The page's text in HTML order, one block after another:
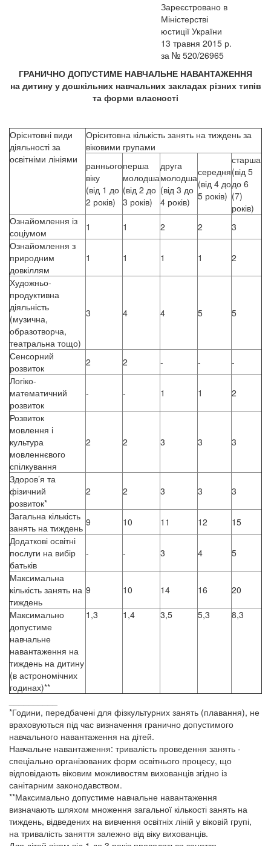
Зареєстровано в
Міністерстві
юстиції України
13 травня 2015 р.
за № 520/26965
ГРАНИЧНО ДОПУСТИМЕ НАВЧАЛЬНЕ НАВАНТАЖЕННЯ
на дитину у дошкільних навчальних закладах різних типів
та форми власності
Орієнтовні види
діяльності за
освітніми лініями
Орієнтовна кількість занять на тиждень за
віковими групами
раннього
віку
(від 1 до
2 років)
перша
молодша
(від 2 до
3 років)
друга
молодша
(від 3 до
4 років)
середня
(від 4 до
5 років)
старша
(від 5
до 6
(7)
років)
Ознайомлення із
соціумом
1 1 2 2
3
Ознайомлення з
природним
довкіллям
1 1 1 1 2
Художньо-
продуктивна
діяльність
(музична,
образотворча,
театральна тощо)
3 4 4 5 5
Сенсорний
розвиток
2 2 - -
-
Логіко-
математичний
розвиток
- - 1 1 2
Розвиток
мовлення і
культура
мовленнєвого
спілкування
2 2 3 3 3
Здоров’я та
фізичний
розвиток*
2 2 3 3 3
Загальна кількість
занять на тиждень 9 10 11 12
15
Додаткові освітні
послуги на вибір
батьків
- - 3 4 5
Максимальна
кількість занять на
тиждень
9 10 14 16 20
Максимально
допустиме
навчальне
навантаження на
тиждень на дитину
(в астрономічних
годинах)**
1,3 1,4 3,5 5,3 8,3
*Години, передбачені для фізкультурних занять (плавання), не
враховуються під час визначення гранично допустимого
навчального навантаження на дітей.
Навчальне навантаження: тривалість проведення занять -
спеціально організованих форм освітнього процесу, що
відповідають віковим можливостям вихованців згідно із
санітарним законодавством.
**Максимально допустиме навчальне навантаження
визначають шляхом множення загальної кількості занять на
тиждень, відведених на вивчення освітніх ліній у віковій групі,
на тривалість заняття залежно від віку вихованців.